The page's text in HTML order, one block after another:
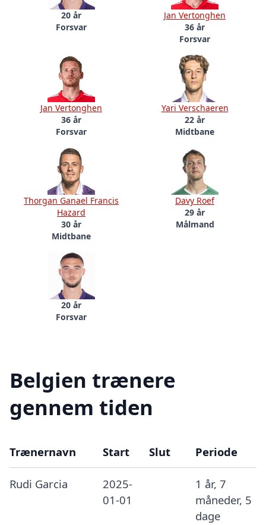
20 år
Forsvar
Jan Vertonghen
36 år
Forsvar
Jan Vertonghen
36 år
Forsvar
Yari Verschaeren
22 år
Midtbane
Thorgan Ganael Francis
Hazard
30 år
Midtbane
Davy Roef
29 år
Målmand
20 år
Forsvar
Belgien trænere
gennem tiden
Trænernavn Start Slut Periode
Rudi Garcia
2025-
01-01
1 år, 7
måneder, 5
dage